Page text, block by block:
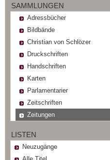
SAMMLUNGEN
Adressbücher
Bildbände
Christian von Schlözer
Druckschriften
Handschriften
Karten
Parlamentarier
Zeitschriften
Zeitungen
LISTEN
Neuzugänge